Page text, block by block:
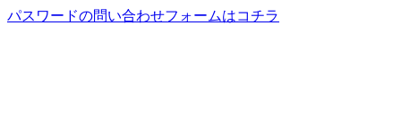
パスワードの問い合わせフォームはコチラ